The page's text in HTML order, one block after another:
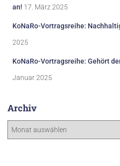
an! 17. März 2025
KoNaRo-Vortragsreihe:
2025
KoNaRo-Vortragsreihe: Gehört
Januar 2025
Archiv